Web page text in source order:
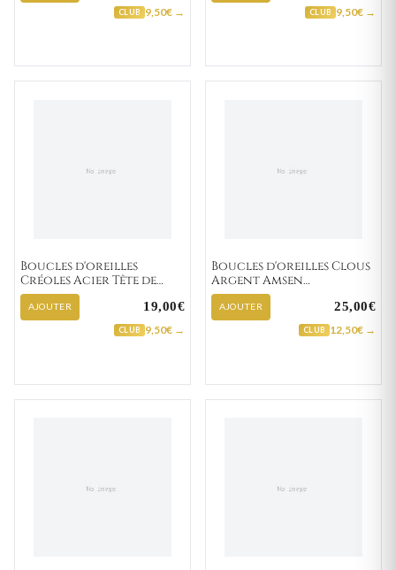
CLUB 9,50€ → CLUB 9,50€ →
Boucles d'oreilles
Créoles Acier Tête de
Mort Ø 14mm
AJOUTER 19,00€
CLUB 9,50€ →
Boucles d'oreilles Clous
Argent Amsen
Zirconium
AJOUTER 25,00€
CLUB 12,50€ →